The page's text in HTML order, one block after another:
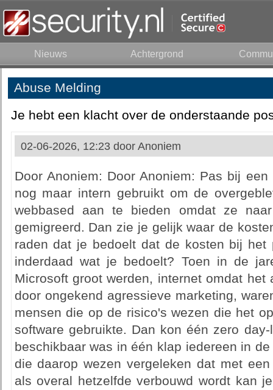
Nieuws Achtergrond
Abuse Melding
Je hebt een klacht over de onderstaande
02-06-2026, 12:23 door Anoniem
Door Anoniem: Door Anoniem: Pas bij
nog maar intern gebruikt om de
webbased aan te bieden omdat ze
gemigreerd. Dan zie je gelijk waar de
raden dat je bedoelt dat de kosten bij het
inderdaad wat je bedoelt? Toen in de
Microsoft groot werden, internet omdat
door ongekend agressieve marketing,
mensen die op de risico's wezen die het
software gebruikte. Dan kon één zero
beschikbaar was in één klap iedereen in
die daarop wezen vergeleken dat met
als overal hetzelfde verbouwd wordt kan